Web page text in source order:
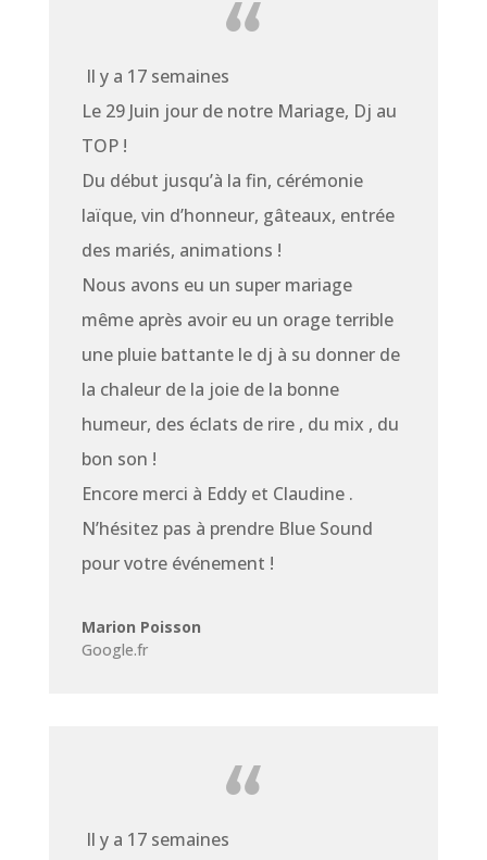
Il y a 17 semaines
Le 29 Juin jour de notre Mariage, Dj au
TOP !
Du début jusqu’à la fin, cérémonie
laïque, vin d’honneur, gâteaux, entrée
des mariés, animations !
Nous avons eu un super mariage
même après avoir eu un orage terrible
une pluie battante le dj à su donner de
la chaleur de la joie de la bonne
humeur, des éclats de rire , du mix , du
bon son !
Encore merci à Eddy et Claudine .
N’hésitez pas à prendre Blue Sound
pour votre événement !
Marion Poisson
Google.fr
Il y a 17 semaines